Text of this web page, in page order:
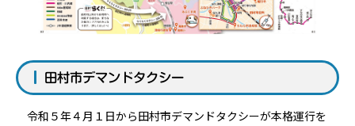
田村市デマンドタクシー
令和５年４月１日から田村市デマンドタクシーが本格運行を